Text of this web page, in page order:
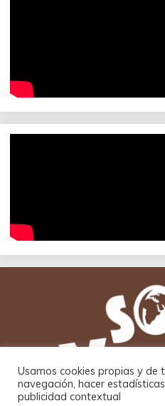
Usamos cookies propias y de
navegación, hacer
publicidad contextual